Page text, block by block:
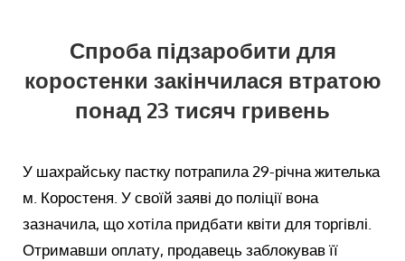
Спроба підзаробити для
коростенки закінчилася втратою
понад 23 тисяч гривень
У шахрайську пастку потрапила 29-річна жителька
м. Коростеня. У своїй заяві до поліції вона
зазначила, що хотіла придбати квіти для торгівлі.
Отримавши оплату, продавець заблокував її